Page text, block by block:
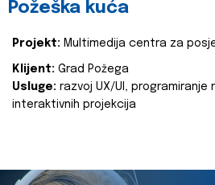
Požeška kuća
Projekt: Multimedija centra za
Klijent: Grad Požega
Usluge: razvoj UX/UI, programiranje
interaktivnih projekcija